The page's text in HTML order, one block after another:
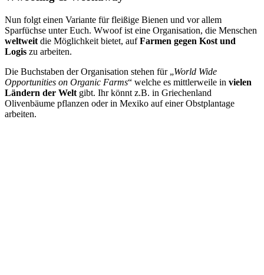
Nun folgt einen Variante für fleißige Bienen und vor allem
Sparfüchse unter Euch. Wwoof ist eine Organisation, die Menschen
weltweit die Möglichkeit bietet, aufFarmen gegen Kost und
Logis zu arbeiten.
Die Buchstaben der Organisation stehen für „World Wide
Opportunities on Organic Farms“ welche es mittlerweile in vielen
Ländern der Welt gibt. Ihr könnt z.B. in Griechenland
Olivenbäume pflanzen oder in Mexiko auf einer Obstplantage
arbeiten.